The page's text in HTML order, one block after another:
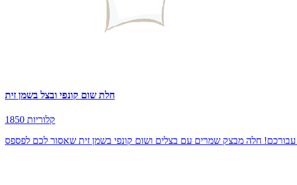
חלת שום קונפי ובצל בשמן זית
1850 קלוריות